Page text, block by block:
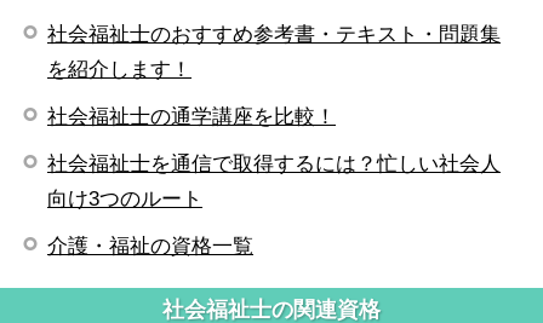
社会福祉士のおすすめ参考書・テキスト・問題集
を紹介します！
社会福祉士の通学講座を比較！
社会福祉士を通信で取得するには？忙しい社会人
向け3つのルート
介護・福祉の資格一覧
社会福祉士の関連資格